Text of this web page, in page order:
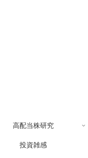
高配当株研究
投資雑感